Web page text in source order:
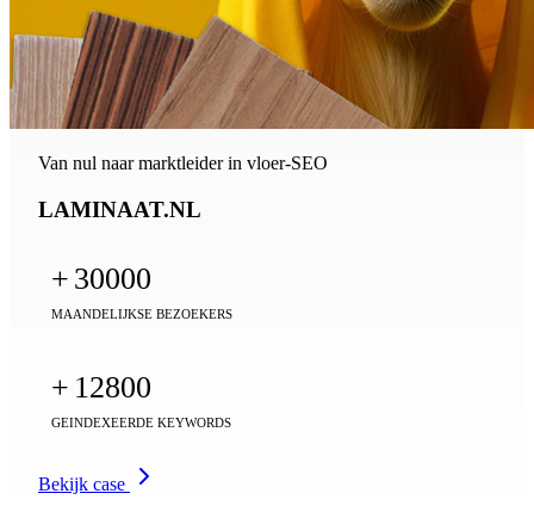
Van nul naar marktleider in vloer-SEO
LAMINAAT.NL
+ 30000
MAANDELIJKSE BEZOEKERS
+ 12800
GEINDEXEERDE KEYWORDS
Bekijk case